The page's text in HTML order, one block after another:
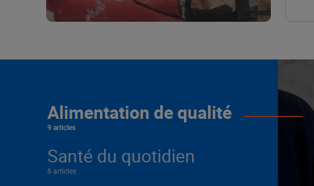
Alimentation de qualité
9 articles
Santé du quotidien
6 articles